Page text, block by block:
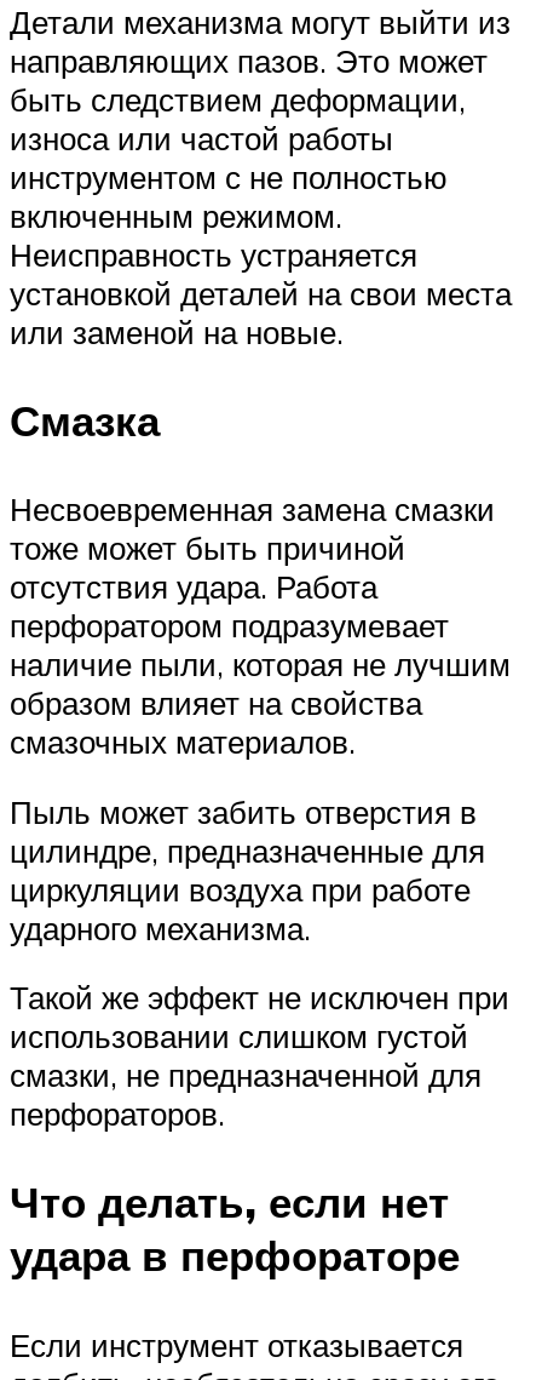
Детали механизма могут выйти из
направляющих пазов. Это может
быть следствием деформации,
износа или частой работы
инструментом с не полностью
включенным режимом.
Неисправность устраняется
установкой деталей на свои места
или заменой на новые.
Смазка
Несвоевременная замена смазки
тоже может быть причиной
отсутствия удара. Работа
перфоратором подразумевает
наличие пыли, которая не лучшим
образом влияет на свойства
смазочных материалов.
Пыль может забить отверстия в
цилиндре, предназначенные для
циркуляции воздуха при работе
ударного механизма.
Такой же эффект не исключен при
использовании слишком густой
смазки, не предназначенной для
перфораторов.
Что делать, если нет
удара в перфораторе
Если инструмент отказывается